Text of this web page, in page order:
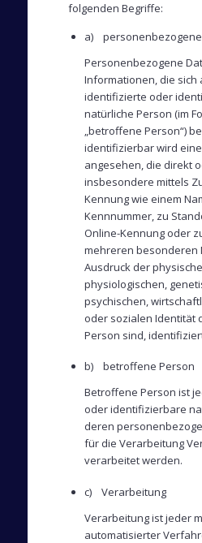
folgenden Begriffe:
a)
Personenbezogene
Informationen, die sich
identifizierte oder
natürliche Person (im
„betroffene Person“)
identifizierbar wird
angesehen, die direkt
insbesondere mittels
Kennung wie einem
Kennnummer, zu
Online-Kennung oder
mehreren besonderen
Ausdruck der
physiologischen,
psychischen,
oder sozialen Identität
Person sind,
b) betroffene Person
Betroffene Person ist
oder identifizierbare
deren
für die Verarbeitung
verarbeitet werden.
c) Verarbeitung
Verarbeitung ist jeder
automatisierter